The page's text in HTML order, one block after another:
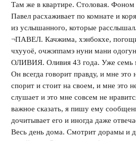
Там же в квартире. Столовая. Фоном
Павел расхаживает по комнате и
из услышанного, которые расслышал.
¬ПАВЕЛ. Качжима, хэнбокхе,
чхууоё, очжэппамэ нуни мани
ОЛИВИЯ. Оливия 43 года. Уже семь
Он всегда говорит правду, и мне это
спорит и стоит на своем, и мне это
слушает и это мне совсем не
важное сказать, я пишу ему
дочитывает его и иногда даже
Весь день дома. Смотрит дорамы и